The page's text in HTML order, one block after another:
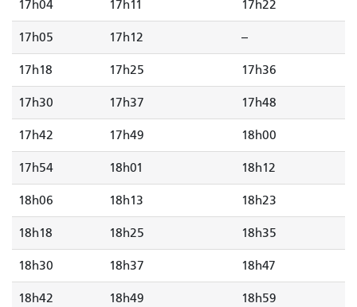
17h04 17h11 17h22
17h05 17h12 --
17h18 17h25 17h36
17h30 17h37 17h48
17h42 17h49 18h00
17h54 18h01 18h12
18h06 18h13 18h23
18h18 18h25 18h35
18h30 18h37 18h47
18h42 18h49 18h59